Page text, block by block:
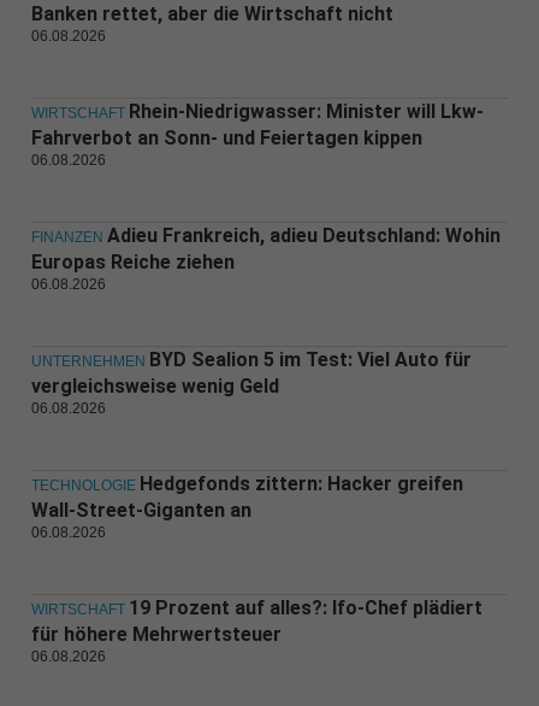
Banken rettet, aber die Wirtschaft nicht
06.08.2026
WIRTSCHAFT Rhein-Niedrigwasser: Minister will Lkw-
Fahrverbot an Sonn- und Feiertagen kippen
06.08.2026
FINANZEN Adieu Frankreich, adieu Deutschland: Wohin
Europas Reiche ziehen
06.08.2026
UNTERNEHMEN BYD Sealion 5 im Test: Viel Auto für
vergleichsweise wenig Geld
06.08.2026
TECHNOLOGIE Hedgefonds zittern: Hacker greifen
Wall-Street-Giganten an
06.08.2026
WIRTSCHAFT 19 Prozent auf alles?: Ifo-Chef plädiert
für höhere Mehrwertsteuer
06.08.2026